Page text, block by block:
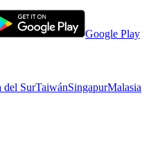
Google Play
del SurTaiwánSingapurMalasia